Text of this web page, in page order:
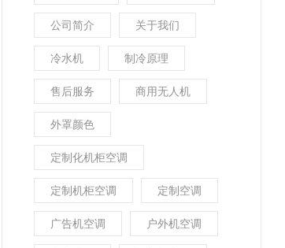
公司简介 关于我们
冷水机 制冷原理
售后服务 商用无人机
外罩颜色
定制化机柜空调
定制机柜空调 定制空调
广告机空调 户外机空调